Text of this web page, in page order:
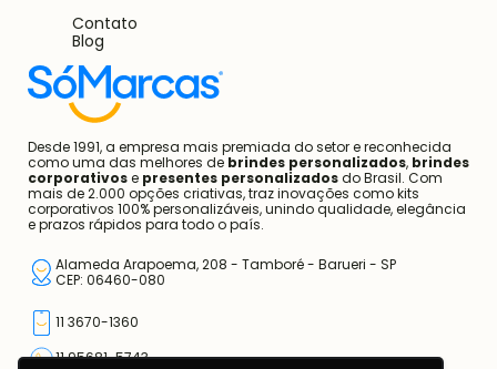
Desde 1991, a empresa mais premiada do setor e reconhecida
como uma das melhores de brindes personalizados, brindes
corporativose presentes personalizadosdo Brasil. Com
mais de 2.000 opções criativas, traz inovações como kits
corporativos 100% personalizáveis, unindo qualidade, elegância
e prazos rápidos para todo o país.
Alameda Arapoema, 208 - Tamboré - Barueri - SP
CEP: 06460-080
11 3670-1360
11 95681-5743
Contato
Blog